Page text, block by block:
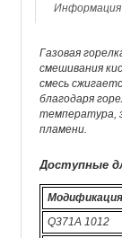
Информация
Газовая
смешивания
смесь
благодаря
температура,
пламени.
Доступные
Модификация
Q371A 1012